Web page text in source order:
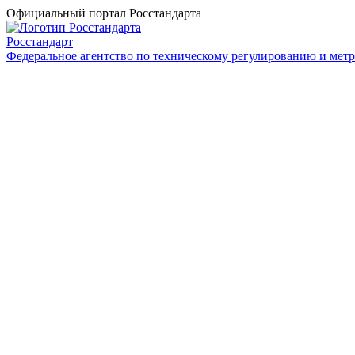
Официальный портал Росстандарта
Росстандарт
Федеральное агентство по техническому регулированию и